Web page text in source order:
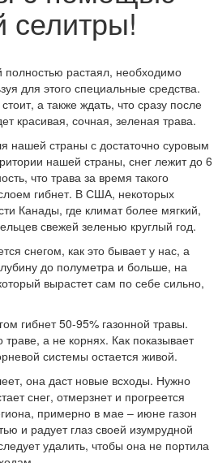
селитры!
полностью растаял, необходимо
для этого специальные средства.
а также ждать, что сразу после
красивая, сочная, зеленая трава.
нашей страны с достаточно суровым
нашей страны, снег лежит до 6
что трава за время такого
гибнет. В США, некоторых
Канады, где климат более мягкий,
свежей зеленью круглый год.
снегом, как это бывает у нас, а
до полуметра и больше, на
вырастет сам по себе сильно,
гибнет 50-95% газонной травы.
а не корнях. Как показывает
системы остается живой.
она даст новые всходы. Нужно
снег, отмерзнет и прогреется
примерно в мае – июне газон
и радует глаз своей изумрудной
удалить, чтобы она не портила